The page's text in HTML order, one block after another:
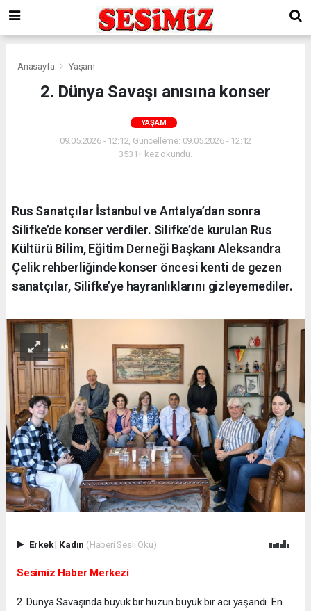
Anasayfa Yaşam
2. Dünya Savaşı anısına konser
YAŞAM
09.05.2026 - 12:12, Güncelleme: 09.05.2026 - 12:12
3531+ kez okundu.
Rus Sanatçılar İstanbul ve Antalya’dan sonra
Silifke’de konser verdiler. Silifke’de kurulan Rus
Kültürü Bilim, Eğitim Derneği Başkanı Aleksandra
Çelik rehberliğinde konser öncesi kenti de gezen
sanatçılar, Silifke’ye hayranlıklarını gizleyemediler.
Erkek| Kadın (Haberi Sesli Oku)
Sesimiz Haber Merkezi
2. Dünya Savaşında büyük bir hüzün büyük bir acı yaşandı. En